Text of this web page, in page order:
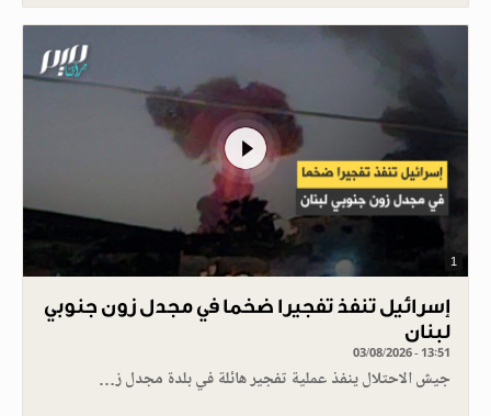
1
إسرائيل تنفذ تفجيرا ضخما في مجدل زون جنوبي
لبنان
03/08/2026 - 13:51
جيش الاحتلال ينفذ عملية تفجير هائلة في بلدة مجدل ز…